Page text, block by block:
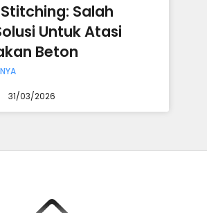
Salah
Untuk Atasi
Beton
31/03/2026